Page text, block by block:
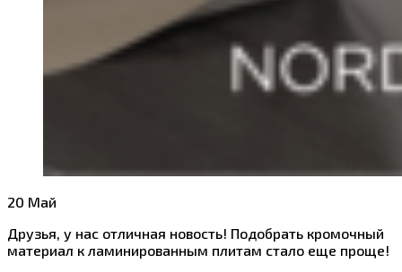
20 Май
Друзья, у нас отличная новость! Подобрать кромочный
материал к ламинированным плитам стало еще проще!